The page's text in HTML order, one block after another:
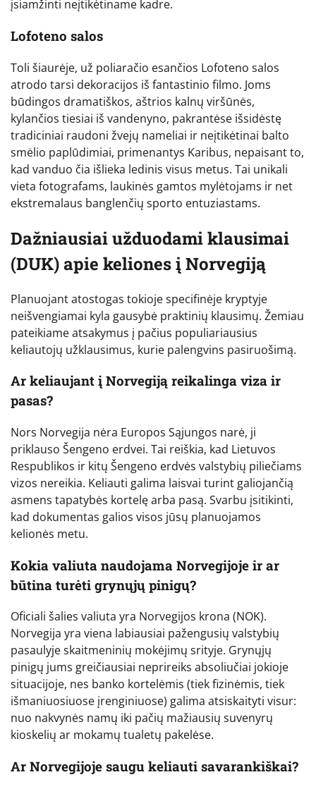
įsiamžinti neįtikėtiname kadre.
Lofoteno salos
Toli šiaurėje, už poliaračio esančios Lofoteno salos
atrodo tarsi dekoracijos iš fantastinio filmo. Joms
būdingos dramatiškos, aštrios kalnų viršūnės,
kylančios tiesiai iš vandenyno, pakrantėse išsidėstę
tradiciniai raudoni žvejų nameliai ir neįtikėtinai balto
smėlio paplūdimiai, primenantys Karibus, nepaisant to,
kad vanduo čia išlieka ledinis visus metus. Tai unikali
vieta fotografams, laukinės gamtos mylėtojams ir net
ekstremalaus banglenčių sporto entuziastams.
Dažniausiai užduodami klausimai
(DUK) apie keliones į Norvegiją
Planuojant atostogas tokioje specifinėje kryptyje
neišvengiamai kyla gausybė praktinių klausimų. Žemiau
pateikiame atsakymus į pačius populiariausius
keliautojų užklausimus, kurie palengvins pasiruošimą.
Ar keliaujant į Norvegiją reikalinga viza ir
pasas?
Nors Norvegija nėra Europos Sąjungos narė, ji
priklauso Šengeno erdvei. Tai reiškia, kad Lietuvos
Respublikos ir kitų Šengeno erdvės valstybių piliečiams
vizos nereikia. Keliauti galima laisvai turint galiojančią
asmens tapatybės kortelę arba pasą. Svarbu įsitikinti,
kad dokumentas galios visos jūsų planuojamos
kelionės metu.
Kokia valiuta naudojama Norvegijoje ir ar
būtina turėti grynųjų pinigų?
Oficiali šalies valiuta yra Norvegijos krona (NOK).
Norvegija yra viena labiausiai pažengusių valstybių
pasaulyje skaitmeninių mokėjimų srityje. Grynųjų
pinigų jums greičiausiai neprireiks absoliučiai jokioje
situacijoje, nes banko kortelėmis (tiek fizinėmis, tiek
išmaniuosiuose įrenginiuose) galima atsiskaityti visur:
nuo nakvynės namų iki pačių mažiausių suvenyrų
kioskelių ar mokamų tualetų pakelėse.
Ar Norvegijoje saugu keliauti savarankiškai?